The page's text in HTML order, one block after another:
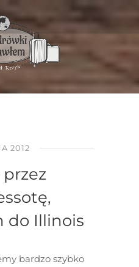
2012
przez
do Illinois
bardzo szybko